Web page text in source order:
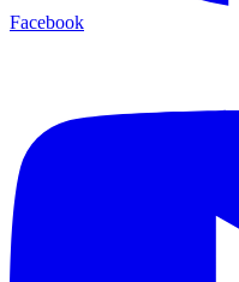
Facebook